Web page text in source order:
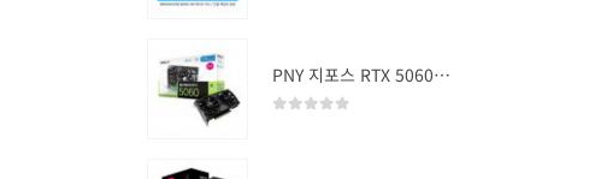
PNY 지포스 RTX 5060 OC D7 8GB Dual Fan